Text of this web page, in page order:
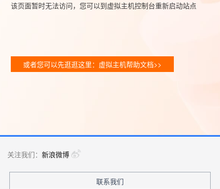
该页面暂时无法访问，您可以到虚拟主机控制台重新启动站点
或者您可以先逛逛这里：虚拟主机帮助文档>>